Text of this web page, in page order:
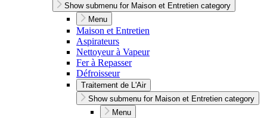
Show submenu for Maison et Entretien category
Menu
Maison et Entretien
Aspirateurs
Nettoyeur à Vapeur
Fer à Repasser
Défroisseur
Traitement de L'Air
Show submenu for Maison et Entretien category
Menu